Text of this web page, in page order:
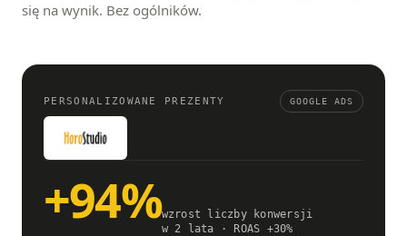
się na wynik. Bez ogólników.
PERSONALIZOWANE PREZENTY GOOGLE ADS
+94%wzrost liczby konwersji
w 2 lata · ROAS +30%